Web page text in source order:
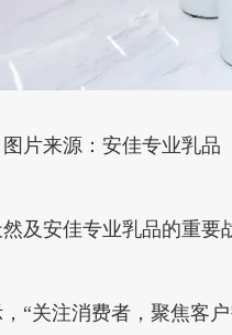
片来源：安佳专业乳品
及安佳专业乳品的重
“关注消费者，聚焦客